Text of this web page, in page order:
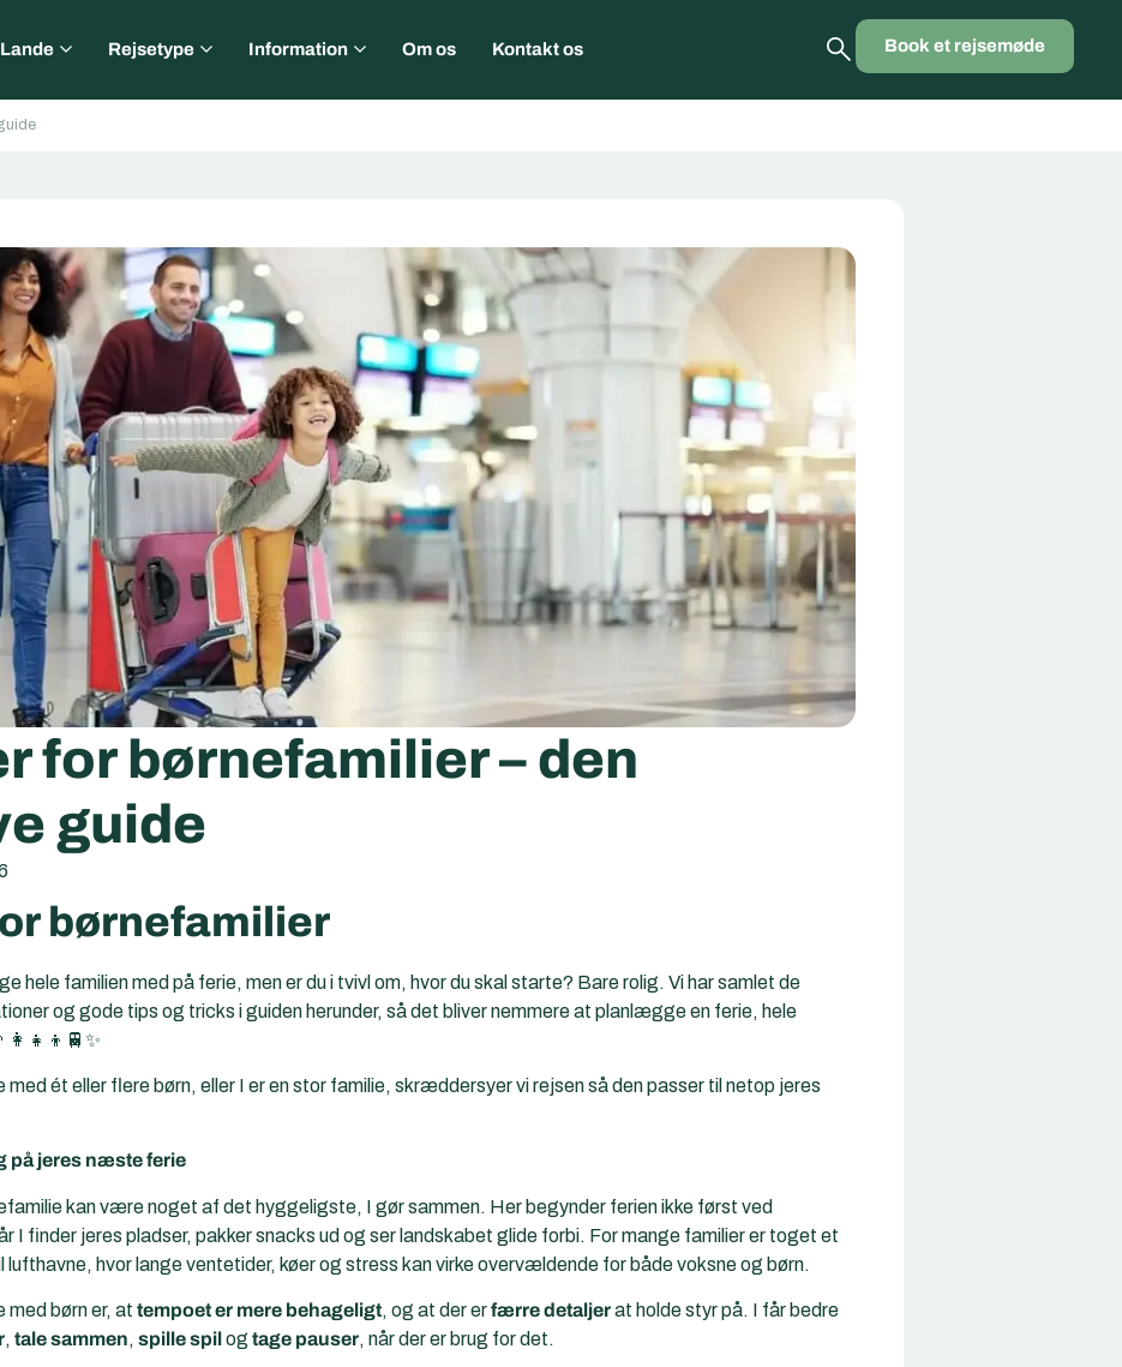
Lande Rejsetype Information Om os Kontakt os Book et rejsemøde
for børnefamilier – den
guide
børnefamilier
hele familien med på ferie, men er du i tvivl om, hvor du skal starte? Bare rolig. Vi har samlet de
og gode tips og tricks i guiden herunder, så det bliver nemmere at planlægge en ferie, hele
med ét eller flere børn, eller I er en stor familie, skræddersyer vi rejsen så den passer til netop jeres
på jeres næste ferie
kan være noget af det hyggeligste, I gør sammen. Her begynder ferien ikke først ved
I finder jeres pladser, pakker snacks ud og ser landskabet glide forbi. For mange familier er toget et
hvor lange ventetider, køer og stress kan virke overvældende for både voksne og børn.
børn er, at tempoet er mere behageligt, og at der erfærre detaljerat holde styr på. I får bedre
, tale sammen, spille spilog tage pauser, når der er brug for det.